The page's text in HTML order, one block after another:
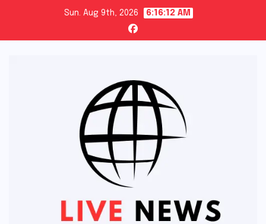
content
Sun. Aug 9th, 2026 6:16:13 AM